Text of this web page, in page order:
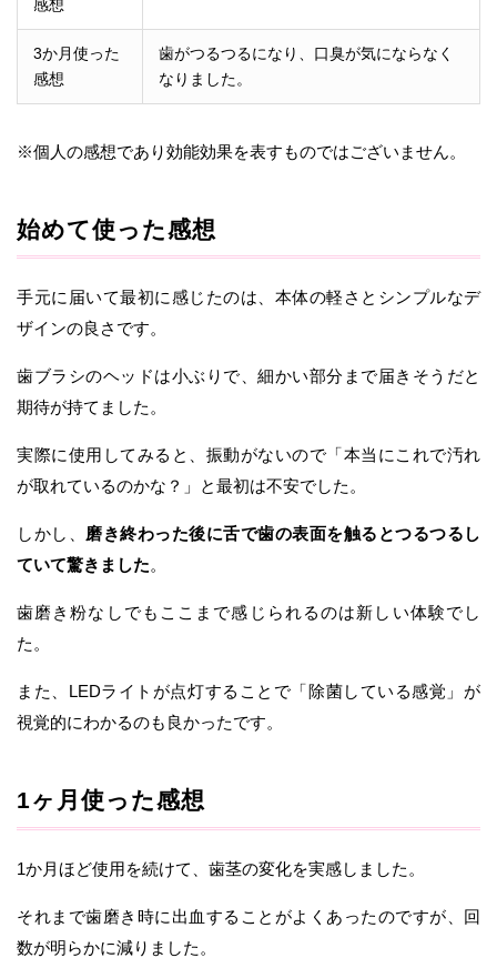
感想
3か月使った
感想
歯がつるつるになり、口臭が気にならなく
なりました。
※個人の感想であり効能効果を表すものではございません。
始めて使った感想
手元に届いて最初に感じたのは、本体の軽さとシンプルなデ
ザインの良さです。
歯ブラシのヘッドは小ぶりで、細かい部分まで届きそうだと
期待が持てました。
実際に使用してみると、振動がないので「本当にこれで汚れ
が取れているのかな？」と最初は不安でした。
しかし、 磨き終わった後に舌で歯の表面を触るとつるつるし
ていて驚きました。
歯磨き粉なしでもここまで感じられるのは新しい体験でし
た。
また、LEDライトが点灯することで「除菌している感覚」が
視覚的にわかるのも良かったです。
1ヶ月使った感想
1か月ほど使用を続けて、歯茎の変化を実感しました。
それまで歯磨き時に出血することがよくあったのですが、回
数が明らかに減りました。